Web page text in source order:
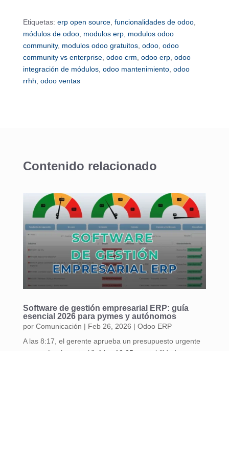
Etiquetas: erp open source, funcionalidades de odoo,
módulos de odoo, modulos erp, modulos odoo
community, modulos odoo gratuitos, odoo, odoo
community vs enterprise, odoo crm, odoo erp, odoo
integración de módulos, odoo mantenimiento, odoo
rrhh, odoo ventas
Contenido relacionado
Software de gestión empresarial ERP: guía
esencial 2026 para pymes y autónomos
por Comunicación | Feb 26, 2026 | Odoo ERP
A las 8:17, el gerente aprueba un presupuesto urgente
porque “no hay stock”. A las 10:05, contabilidad